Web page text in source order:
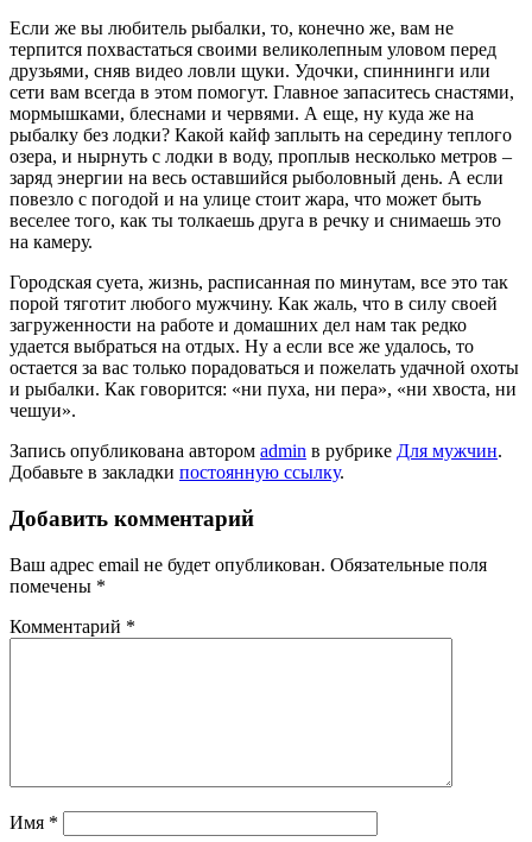
Если же вы любитель рыбалки, то, конечно же, вам не
терпится похвастаться своими великолепным уловом перед
друзьями, сняв видео ловли щуки. Удочки, спиннинги или
сети вам всегда в этом помогут. Главное запаситесь снастями,
мормышками, блеснами и червями. А еще, ну куда же на
рыбалку без лодки? Какой кайф заплыть на середину теплого
озера, и нырнуть с лодки в воду, проплыв несколько метров –
заряд энергии на весь оставшийся рыболовный день. А если
повезло с погодой и на улице стоит жара, что может быть
веселее того, как ты толкаешь друга в речку и снимаешь это
на камеру.
Городская суета, жизнь, расписанная по минутам, все это так
порой тяготит любого мужчину. Как жаль, что в силу своей
загруженности на работе и домашних дел нам так редко
удается выбраться на отдых. Ну а если все же удалось, то
остается за вас только порадоваться и пожелать удачной охоты
и рыбалки. Как говорится: «ни пуха, ни пера», «ни хвоста, ни
чешуи».
Запись опубликована автором admin в рубрике Для мужчин.
Добавьте в закладки постоянную ссылку.
Добавить комментарий
Ваш адрес email не будет опубликован. Обязательные поля
помечены *
Комментарий *
Имя *